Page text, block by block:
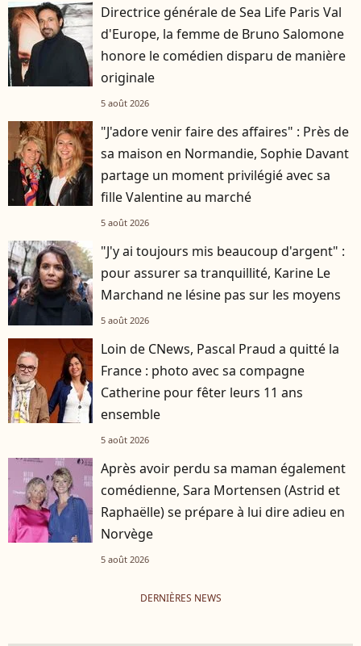
Directrice générale de Sea Life Paris Val
d'Europe, la femme de Bruno Salomone
honore le comédien disparu de manière
originale
5 août 2026
"J'adore venir faire des affaires" : Près de
sa maison en Normandie, Sophie Davant
partage un moment privilégié avec sa
fille Valentine au marché
5 août 2026
"J'y ai toujours mis beaucoup d'argent" :
pour assurer sa tranquillité, Karine Le
Marchand ne lésine pas sur les moyens
5 août 2026
Loin de CNews, Pascal Praud a quitté la
France : photo avec sa compagne
Catherine pour fêter leurs 11 ans
ensemble
5 août 2026
Après avoir perdu sa maman également
comédienne, Sara Mortensen (Astrid et
Raphaëlle) se prépare à lui dire adieu en
Norvège
5 août 2026
DERNIÈRES NEWS